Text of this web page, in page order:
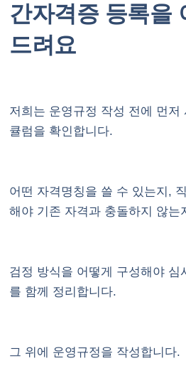
간자격증 등록을
드려요
저희는 운영규정 작성 전에 먼저
큘럼을 확인합니다.
어떤 자격명칭을 쓸 수 있는지,
해야 기존 자격과 충돌하지 않는
검정 방식을 어떻게 구성해야 심
를 함께 정리합니다.
그 위에 운영규정을 작성합니다.